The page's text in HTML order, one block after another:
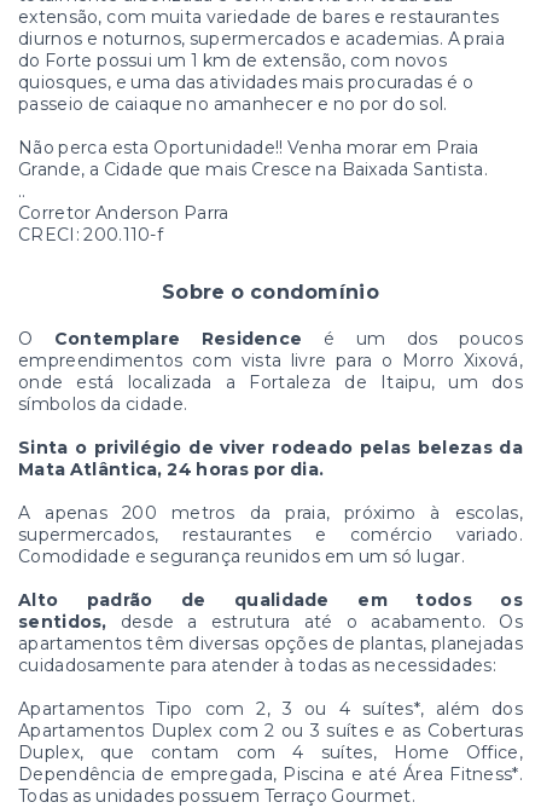
extensão, com muita variedade de bares e restaurantes
diurnos e noturnos, supermercados e academias. A praia
do Forte possui um 1 km de extensão, com novos
quiosques, e uma das atividades mais procuradas é o
passeio de caiaque no amanhecer e no por do sol.
Não perca esta Oportunidade!! Venha morar em Praia
Grande, a Cidade que mais Cresce na Baixada Santista.
..
Corretor Anderson Parra
CRECI: 200.110-f
Sobre o condomínio
O Contemplare Residence é um dos poucos
empreendimentos com vista livre para o Morro Xixová,
onde está localizada a Fortaleza de Itaipu, um dos
símbolos da cidade.
Sinta o privilégio de viver rodeado pelas belezas da
Mata Atlântica, 24 horas por dia.
A apenas 200 metros da praia, próximo à escolas,
supermercados, restaurantes e comércio variado.
Comodidade e segurança reunidos em um só lugar.
Alto padrão de qualidade em todos os
sentidos, desde a estrutura até o acabamento. Os
apartamentos têm diversas opções de plantas, planejadas
cuidadosamente para atender à todas as necessidades:
Apartamentos Tipo com 2, 3 ou 4 suítes*, além dos
Apartamentos Duplex com 2 ou 3 suítes e as Coberturas
Duplex, que contam com 4 suítes, Home Office,
Dependência de empregada, Piscina e até Área Fitness*.
Todas as unidades possuem Terraço Gourmet.